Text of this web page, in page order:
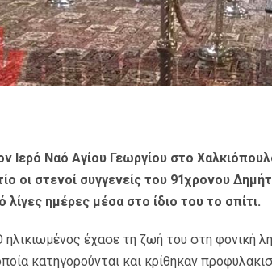
Ιερό Ναό Αγίου Γεωργίου στο
οι στενοί συγγενείς του 91χρονου
λίγες ημέρες μέσα στο ίδιο του το σπίτι.
ηλικιωμένος έχασε τη ζωή του στη φονική
κατηγορούνται και κρίθηκαν